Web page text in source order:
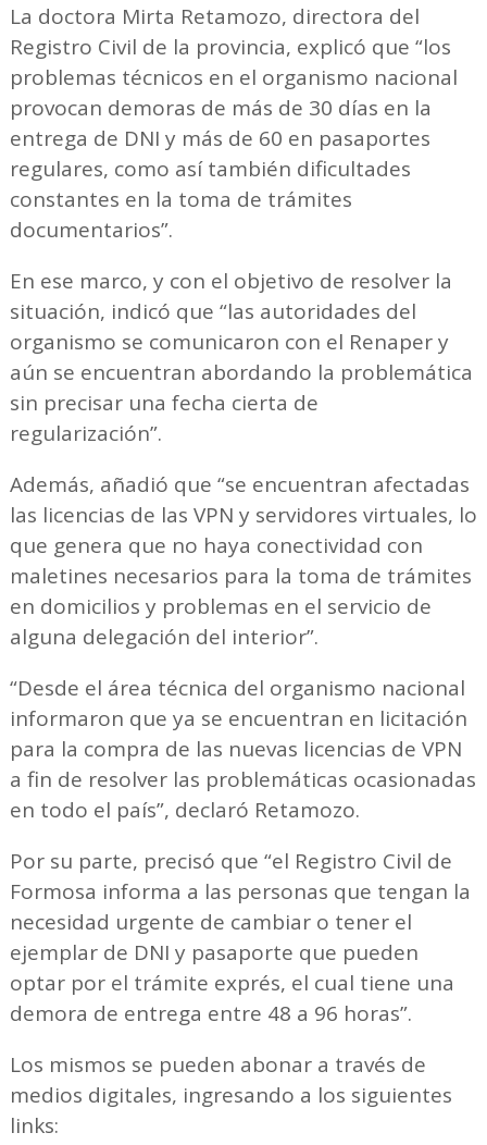
La doctora Mirta Retamozo, directora del
Registro Civil de la provincia, explicó que “los
problemas técnicos en el organismo nacional
provocan demoras de más de 30 días en la
entrega de DNI y más de 60 en pasaportes
regulares, como así también dificultades
constantes en la toma de trámites
documentarios”.
En ese marco, y con el objetivo de resolver la
situación, indicó que “las autoridades del
organismo se comunicaron con el Renaper y
aún se encuentran abordando la problemática
sin precisar una fecha cierta de
regularización”.
Además, añadió que “se encuentran afectadas
las licencias de las VPN y servidores virtuales, lo
que genera que no haya conectividad con
maletines necesarios para la toma de trámites
en domicilios y problemas en el servicio de
alguna delegación del interior”.
“Desde el área técnica del organismo nacional
informaron que ya se encuentran en licitación
para la compra de las nuevas licencias de VPN
a fin de resolver las problemáticas ocasionadas
en todo el país”, declaró Retamozo.
Por su parte, precisó que “el Registro Civil de
Formosa informa a las personas que tengan la
necesidad urgente de cambiar o tener el
ejemplar de DNI y pasaporte que pueden
optar por el trámite exprés, el cual tiene una
demora de entrega entre 48 a 96 horas”.
Los mismos se pueden abonar a través de
medios digitales, ingresando a los siguientes
links: